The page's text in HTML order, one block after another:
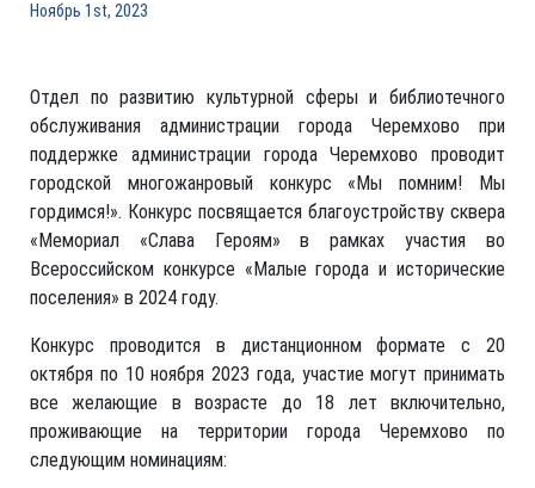
Ноябрь 1st, 2023
Отдел по развитию культурной сферы и библиотечного
обслуживания администрации города Черемхово при
поддержке администрации города Черемхово проводит
городской многожанровый конкурс «Мы помним! Мы
гордимся!». Конкурс посвящается благоустройству сквера
«Мемориал «Слава Героям» в рамках участия во
Всероссийском конкурсе «Малые города и исторические
поселения» в 2024 году.
Конкурс проводится в дистанционном формате с 20
октября по 10 ноября 2023 года, участие могут принимать
все желающие в возрасте до 18 лет включительно,
проживающие на территории города Черемхово по
следующим номинациям: